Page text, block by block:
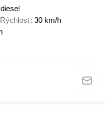
diesel
Rýchlosť 30 km/h